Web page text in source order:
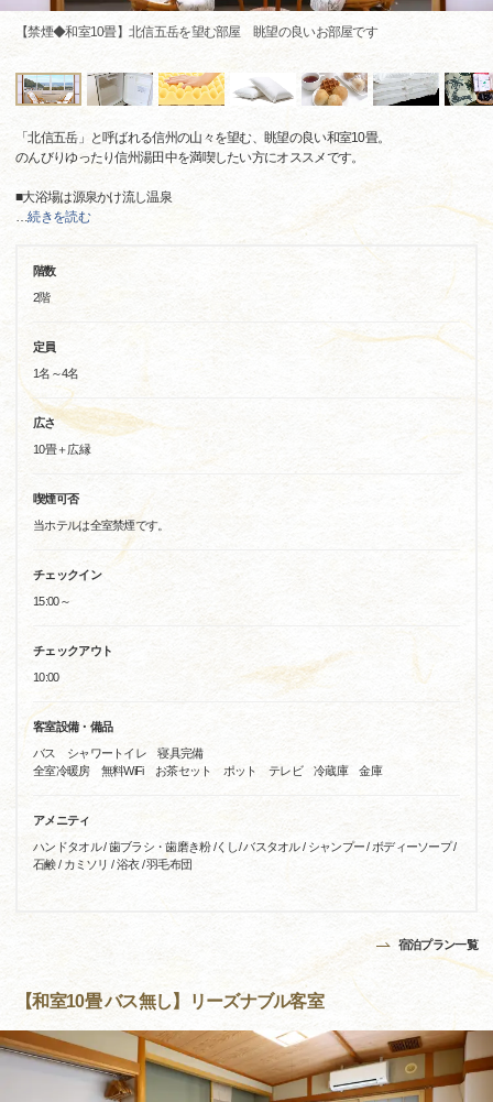
【禁煙◆和室10畳】北信五岳を望む部屋 眺望の良いお部屋です
「北信五岳」と呼ばれる信州の山々を望む、眺望の良い和室10畳。
のんびりゆったり信州湯田中を満喫したい方にオススメです。
■大浴場は源泉かけ流し温泉
…続きを読む
階数
2階
定員
1名～4名
広さ
10畳＋広縁
喫煙可否
当ホテルは全室禁煙です。
チェックイン
15:00～
チェックアウト
10:00
客室設備・備品
バス シャワートイレ 寝具完備
全室冷暖房 無料WiFi お茶セット ポット テレビ 冷蔵庫 金庫
アメニティ
ハンドタオル / 歯ブラシ・歯磨き粉 /くし/ バスタオル / シャンプー / ボディーソープ /
石鹸 / カミソリ / 浴衣 / 羽毛布団
宿泊プラン一覧
【和室10畳 バス無し】リーズナブル客室